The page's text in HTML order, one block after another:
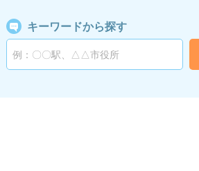
キーワードから探す